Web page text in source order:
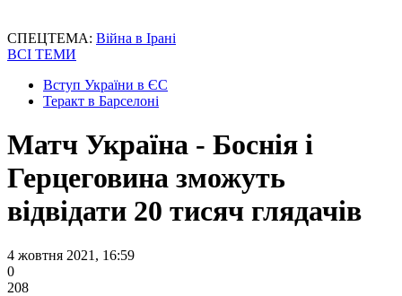
СПЕЦТЕМА: Війна в Ірані
ВСІ ТЕМИ
Вступ України в ЄС
Теракт в Барселоні
Матч Україна - Боснія і
Герцеговина зможуть
відвідати 20 тисяч глядачів
4 жовтня 2021, 16:59
0
208